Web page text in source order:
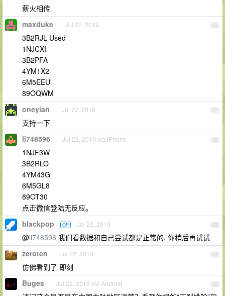
薪火相传
30
maxduke Jul 22, 2019
3B2RJL Used
1NJCXI
3B2PFA
4YM1X2
6M5EEU
89OQWM
31
oneyian Jul 22, 2019
支持一下
32
li748596 Jul 22, 2019 via iPhone
1NJF3W
3B2RLO
4YM43G
6M5GL8
89OT30
点击微信登陆无反应。
33
blackpop OP Jul 22, 2019
@li748596 我们看数据和自己尝试都是正常的, 你稍后再试试
34
zeroten Jul 22, 2019
仿佛看到了 即刻
35
Buges Jul 22, 2019 via Android